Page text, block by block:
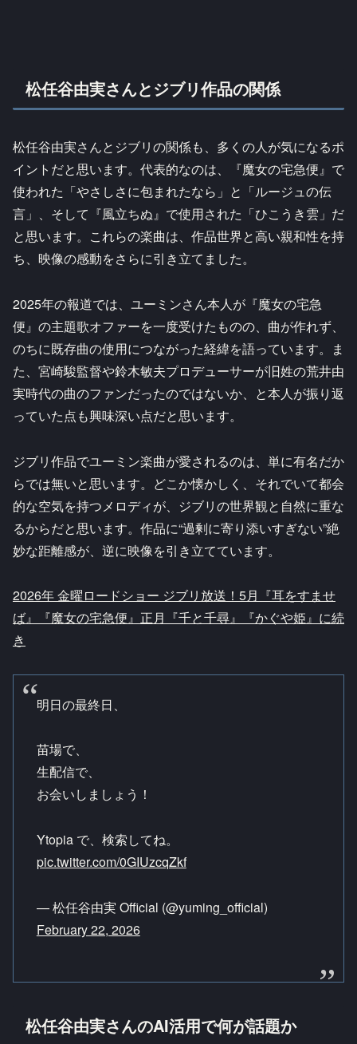
松任谷由実さんとジブリ作品の関係
松任谷由実さんとジブリの関係も、多くの人が気になるポ
イントだと思います。代表的なのは、『魔女の宅急便』で
使われた「やさしさに包まれたなら」と「ルージュの伝
言」、そして『風立ちぬ』で使用された「ひこうき雲」だ
と思います。これらの楽曲は、作品世界と高い親和性を持
ち、映像の感動をさらに引き立てました。
2025年の報道では、ユーミンさん本人が『魔女の宅急
便』の主題歌オファーを一度受けたものの、曲が作れず、
のちに既存曲の使用につながった経緯を語っています。ま
た、宮崎駿監督や鈴木敏夫プロデューサーが旧姓の荒井由
実時代の曲のファンだったのではないか、と本人が振り返
っていた点も興味深い点だと思います。
ジブリ作品でユーミン楽曲が愛されるのは、単に有名だか
らでは無いと思います。どこか懐かしく、それでいて都会
的な空気を持つメロディが、ジブリの世界観と自然に重な
るからだと思います。作品に“過剰に寄り添いすぎない”絶
妙な距離感が、逆に映像を引き立てています。
2026年 金曜ロードショー ジブリ放送！5月『耳をすませ
ば』『魔女の宅急便』正月『千と千尋』『かぐや姫』に続
き
明日の最終日、
苗場で、
生配信で、
お会いしましょう！
Ytopia で、検索してね。
pic.twitter.com/0GIUzcqZkf
— 松任谷由実 Official (@yuming_official)
February 22, 2026
松任谷由実さんのAI活用で何が話題か